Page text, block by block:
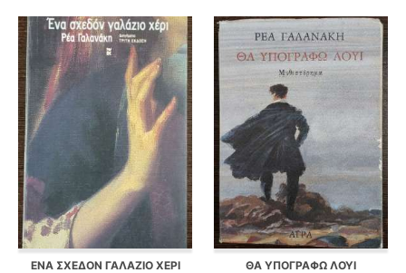
ΕΝΑ ΣΧΕΔΟΝ ΓΑΛΑΖΙΟ ΧΕΡΙ
ΘΑ ΥΠΟΓΡΑΦΩ ΛΟΥΙ